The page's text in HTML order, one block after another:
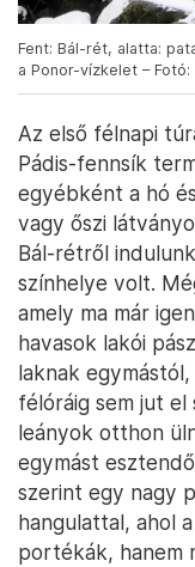
Fent: Bál-rét, alatta:
a Ponor-vízkelet –
Az első félnapi
Pádis-fennsík
egyébként a hó
vagy őszi
Bál-rétről
színhelye volt.
amely ma már
havasok lakói
laknak
félóráig sem jut el
leányok otthon
egymást
szerint egy nagy
hangulattal, ahol
portékák, hanem